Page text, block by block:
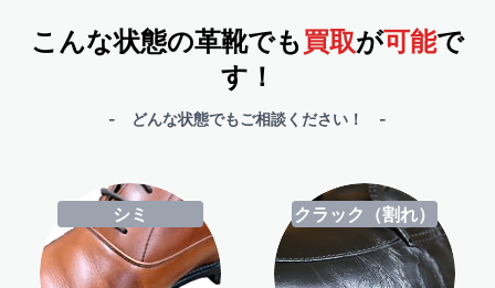
こんな状態の革靴でも買取が可能で
す！
- どんな状態でもご相談ください！ -
シミ クラック（割れ）